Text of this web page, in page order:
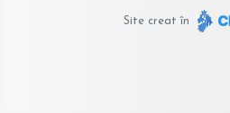
Site creat în